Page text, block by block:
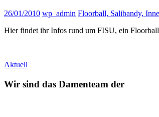
26/01/2010 wp_admin Floorball, Salibandy,
Hier findet ihr Infos rund um FISU, ein
damen
Beitragsnavigation
Nächster
Aktuell
Wir sind das Damenteam der